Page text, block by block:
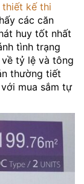
thiết kế thi
các căn
huy tốt nhất
tình trạng
tỷ lệ và tông
thường tiết
mua sắm tự